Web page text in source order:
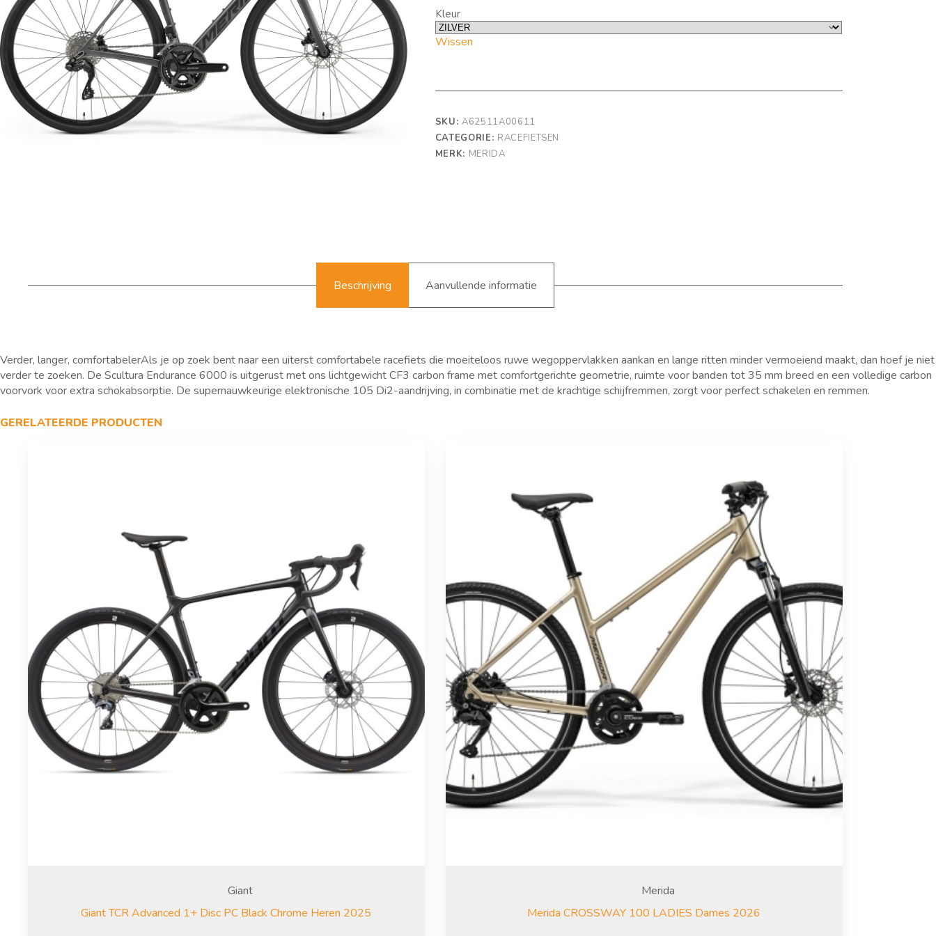
Kleur
Wissen
SKU:A62511A00611
CATEGORIE: RACEFIETSEN
MERK: MERIDA
Beschrijving Aanvullende informatie
Verder, langer, comfortabelerAls je op zoek bent naar een uiterst comfortabele racefiets die moeiteloos ruwe wegoppervlakken aankan en lange ritten minder vermoeiend maakt, dan hoef je niet
verder te zoeken. De Scultura Endurance 6000 is uitgerust met ons lichtgewicht CF3 carbon frame met comfortgerichte geometrie, ruimte voor banden tot 35 mm breed en een volledige carbon
voorvork voor extra schokabsorptie. De supernauwkeurige elektronische 105 Di2-aandrijving, in combinatie met de krachtige schijfremmen, zorgt voor perfect schakelen en remmen.
GERELATEERDE PRODUCTEN
Giant
Giant TCR Advanced 1+ Disc PC Black Chrome Heren 2025
Merida
Merida CROSSWAY 100 LADIES Dames 2026